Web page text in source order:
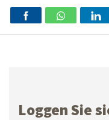
Loggen Sie